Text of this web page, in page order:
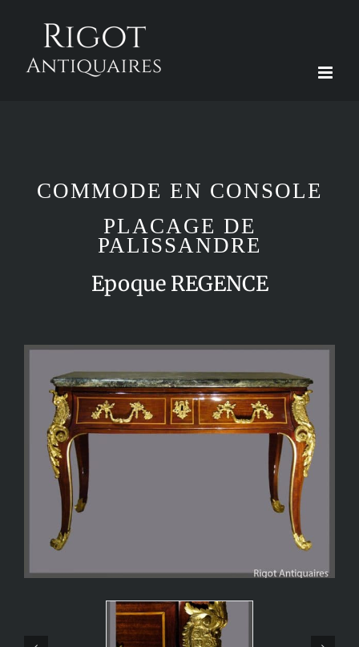
contenu
COMMODE EN CONSOLE
PLACAGE DE
PALISSANDRE
Epoque REGENCE